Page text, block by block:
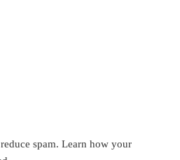
spam.Learn how your